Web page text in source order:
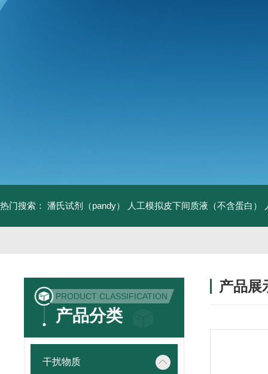
热门搜索： 潘氏试剂（pandy） 人工模拟皮下间质液（不含蛋白）
PRODUCT CLASSIFICATION
产品分类
干扰物质
产品展